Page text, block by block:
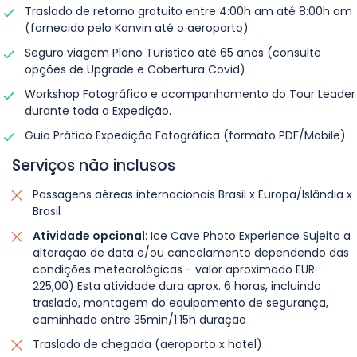
* Ingresso não incluso - atividade será
confirmada 1 dia antes em função das
condições climáticas.
Pernoite no Hali Hotel ou similar.
impressionantes da Islândia, perfeito para
composições dramáticas e artísticas.
Se as condições estiverem favoráveis,
finalizaremos o dia com mais uma
emocionante caçada à Aurora Boreal, da
região para registrar este fenômeno
Pernoite no Hali Hotel ou similar.
faremos mais uma caçada Aurora sendo que
desta vez aos pés da incrível Skógafoss.
Pernoite no Hotel em Skógar.
pequenas paradas pela estrada e vamos
almoçar em um local surpreedente.
Continuamos a nossa viagem para fotografar
o Geysir e depois o por do sol na Cachoeira
Dourada”, justamente pela cor adquirida com
a luz do final do dia, ela deverá estar
parcialmente congelada formando cenário
mágico com toneladas de água caindo em
Pernoite no HotelLaugarvatnou similar.
Este é um incrível spa geotermal, onde lava e
água termal se complementam,
proporcionando um banho relaxante e
revigorante. A água quente é rica em minerais,
almoço rápido ou lanche no local.
Após a visita, realizamos o check-in no Hotel.
Pernoite no Konvin Hotel.
Traslado de retorno gratuito entre 4:00h am
até 8:00h am (fornecido pelo Konvin até o
aeroporto).
Agendar de acordo com o voo de retorno para
o Brasil.
Traslado de retorno gratuito entre 4:00h am até 8:00h am
(fornecido pelo Konvin até o aeroporto)
Seguro viagem Plano Turístico até 65 anos (consulte
opções de Upgrade e Cobertura Covid)
Workshop Fotográfico e acompanhamento do Tour Leader
durante toda a Expedição.
Guia Prático Expedição Fotográfica (formato PDF/Mobile).
Serviços não inclusos
Passagens aéreas internacionais Brasil x Europa/Islândia x
Brasil
Atividade opcional: Ice Cave Photo Experience Sujeito a
alteração de data e/ou cancelamento dependendo das
condições meteorológicas - valor aproximado EUR
225,00) Esta atividade dura aprox. 6 horas, incluindo
traslado, montagem do equipamento de segurança,
caminhada entre 35min/1:15h duração
Traslado de chegada (aeroporto x hotel)